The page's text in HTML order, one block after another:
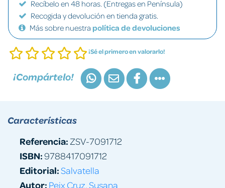
Recíbelo en 48 horas. (Entregas en Península)
Recogida y devolución en tienda gratis.
Más sobre nuestra política de devoluciones
¡Sé el primero en valorarlo!
¡Compártelo!
Características
Referencia: ZSV-7091712
ISBN:9788417091712
Editorial:Salvatella
Autor: Peix Cruz, Susana